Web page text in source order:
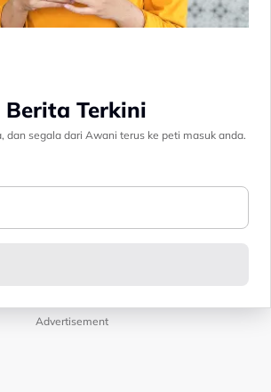
Terkini
dan segala dari Awani terus ke peti masuk anda.
Advertisement